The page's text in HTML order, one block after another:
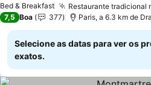
Bed & Breakfast Restaurante tradicional
7,5 Boa 377 Paris, a 6.3 km de
Selecione as datas para ver os
exatos.